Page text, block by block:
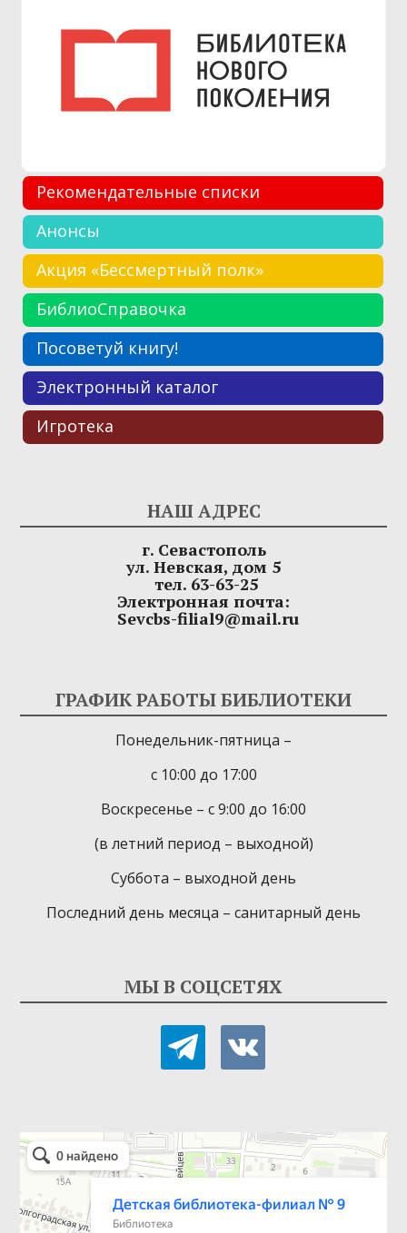
Рекомендательные списки
Анонсы
Акция «Бессмертный полк»
БиблиоСправочка
Посоветуй книгу!
Электронный каталог
Игротека
НАШ АДРЕС
г. Севастополь
ул. Невская, дом 5
тел. 63-63-25
Электронная почта:
Sevcbs-filial9@mail.ru
ГРАФИК РАБОТЫ БИБЛИОТЕКИ
Понедельник-пятница –
с 10:00 до 17:00
Воскресенье – с 9:00 до 16:00
(в летний период – выходной)
Суббота – выходной день
Последний день месяца – санитарный день
МЫ В СОЦСЕТЯХ
telegramvkontakte
Детская библиотека-филиал № 9
Библиотека в Севастополе